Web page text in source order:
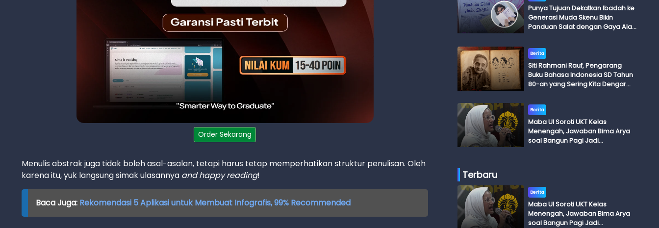
Order Sekarang
Menulis abstrak juga tidak boleh asal-asalan, tetapi harus tetap memperhatikan struktur penulisan. Oleh
karena itu, yuk langsung simak ulasannya and happy reading!
Baca Juga: Rekomendasi 5 Aplikasi untuk Membuat Infografis, 99% Recommended
Punya Tujuan Dekatkan Ibadah ke
Generasi Muda Skenu Bikin
Panduan Salat dengan Gaya Ala
Berita
Siti Rahmani Rauf, Pengarang
Buku Bahasa Indonesia SD Tahun
80-an yang Sering Kita Dengar
Adik Budi
Berita
Maba UI Soroti UKT Kelas
Menengah, Jawaban Bima Arya
soal Bangun Pagi Jadi
Terbaru
Berita
Maba UI Soroti UKT Kelas
Menengah, Jawaban Bima Arya
soal Bangun Pagi Jadi